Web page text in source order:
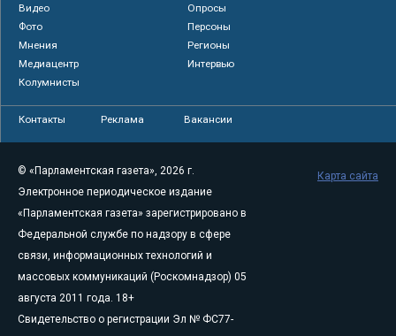
Видео
Опросы
Фото
Персоны
Мнения
Регионы
Медиацентр
Интервью
Колумнисты
Контакты Реклама Вакансии
© «Парламентская газета», 2026 г.
Электронное периодическое издание
«Парламентская газета» зарегистрировано в
Федеральной службе по надзору в сфере
связи, информационных технологий и
массовых коммуникаций (Роскомнадзор) 05
августа 2011 года. 18+
Свидетельство о регистрации Эл № ФС77-
Карта сайта